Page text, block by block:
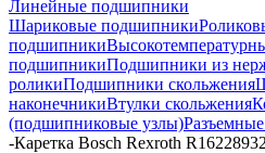
Линейные подшипники
Шариковые подшипники
подшипники
подшипникиПодшипники из
роликиПодшипники скольжения
наконечникиВтулки скольжения
(подшипниковые узлы)
-Каретка Bosch Rexroth